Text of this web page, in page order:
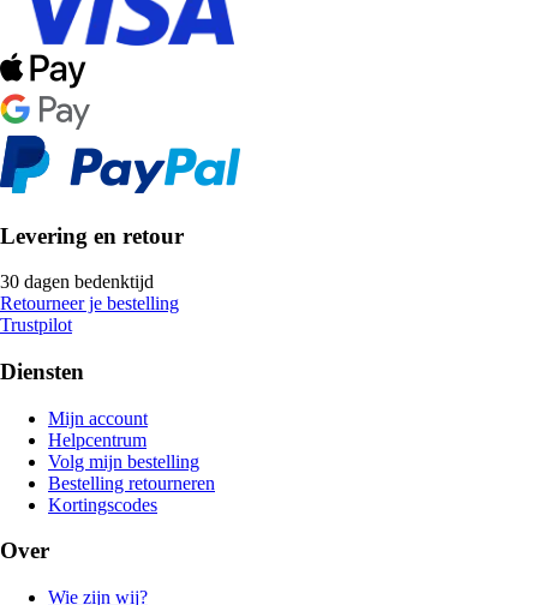
Levering en retour
30 dagen bedenktijd
Retourneer je bestelling
Trustpilot
Diensten
Mijn account
Helpcentrum
Volg mijn bestelling
Bestelling retourneren
Kortingscodes
Over
Wie zijn wij?